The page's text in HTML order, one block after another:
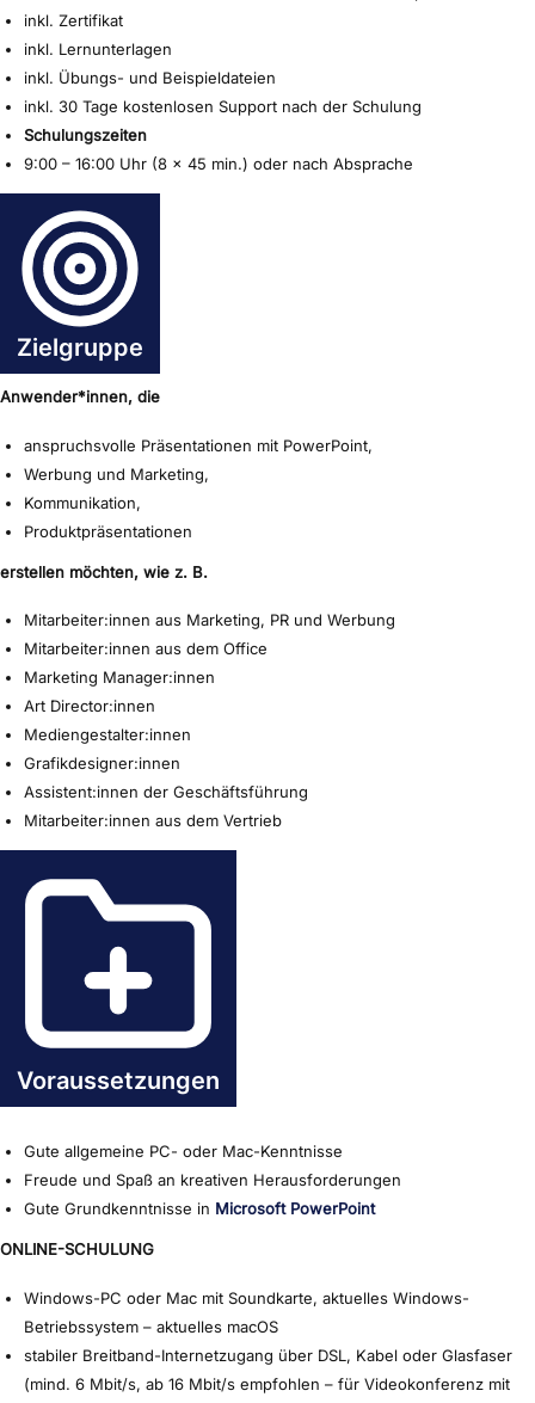
inkl. Zertifikat
inkl. Lernunterlagen
inkl. Übungs- und Beispieldateien
inkl. 30 Tage kostenlosen Support nach der Schulung
Schulungszeiten
9:00 – 16:00 Uhr (8 x 45 min.) oder nach Absprache
Zielgruppe
Anwender*innen, die
anspruchsvolle Präsentationen mit PowerPoint,
Werbung und Marketing,
Kommunikation,
Produktpräsentationen
erstellen möchten, wie z. B.
Mitarbeiter:innen aus Marketing, PR und Werbung
Mitarbeiter:innen aus dem Office
Marketing Manager:innen
Art Director:innen
Mediengestalter:innen
Grafikdesigner:innen
Assistent:innen der Geschäftsführung
Mitarbeiter:innen aus dem Vertrieb
Voraussetzungen
Gute allgemeine PC- oder Mac-Kenntnisse
Freude und Spaß an kreativen Herausforderungen
Gute Grundkenntnisse in Microsoft PowerPoint
ONLINE-SCHULUNG
Windows-PC oder Mac mit Soundkarte, aktuelles Windows-
Betriebssystem – aktuelles macOS
stabiler Breitband-Internetzugang über DSL, Kabel oder Glasfaser
(mind. 6 Mbit/s, ab 16 Mbit/s empfohlen – für Videokonferenz mit